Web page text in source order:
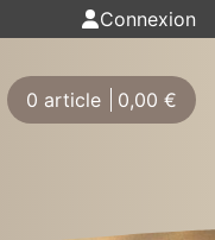
Connexion
0 article 0,00 €